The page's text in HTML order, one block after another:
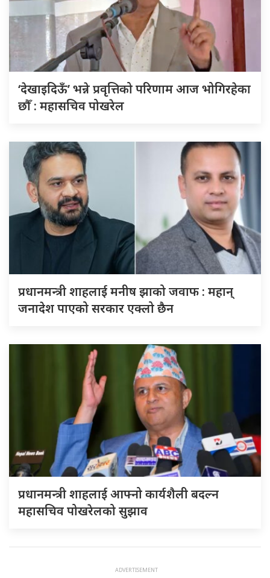
‘देखाइदिऊँ’ भन्ने प्रवृत्तिको परिणाम आज भोगिरहेका
छौँ : महासचिव पोखरेल
प्रधानमन्त्री शाहलाई मनीष झाको जवाफ : महान्
जनादेश पाएको सरकार एक्लो छैन
प्रधानमन्त्री शाहलाई आफ्नो कार्यशैली बदल्न
महासचिव पोखरेलको सुझाव